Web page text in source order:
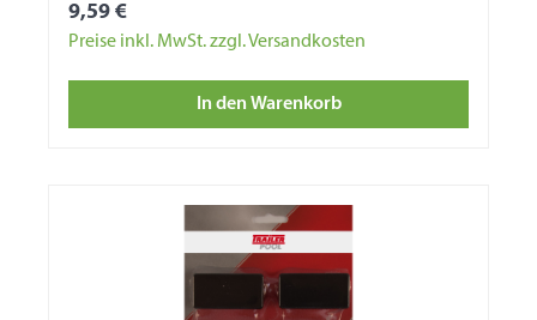
9,59 €
Preise inkl. MwSt. zzgl. Versandkosten
In den Warenkorb